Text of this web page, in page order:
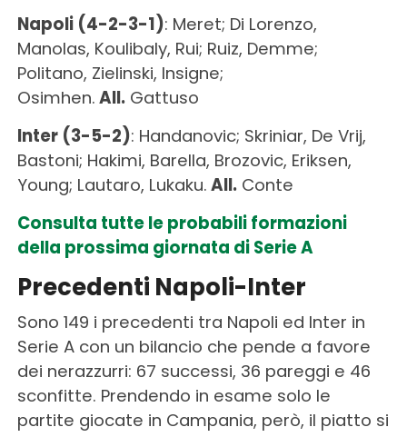
Napoli (4-2-3-1): Meret; Di Lorenzo,
Manolas, Koulibaly, Rui; Ruiz, Demme;
Politano, Zielinski, Insigne;
Osimhen. All. Gattuso
Inter (3-5-2): Handanovic; Skriniar, De Vrij,
Bastoni; Hakimi, Barella, Brozovic, Eriksen,
Young; Lautaro, Lukaku. All. Conte
Consulta tutte le probabili formazioni
della prossima giornata di Serie A
Precedenti Napoli-Inter
Sono 149 i precedenti tra Napoli ed Inter in
Serie A con un bilancio che pende a favore
dei nerazzurri: 67 successi, 36 pareggi e 46
sconfitte. Prendendo in esame solo le
partite giocate in Campania, però, il piatto si